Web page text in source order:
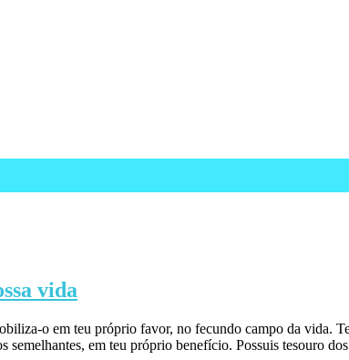
vida
o em teu próprio favor, no fecundo campo da vida.
semelhantes, em teu próprio benefício. Possuis tesouro